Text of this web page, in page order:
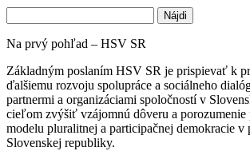
Na prvý pohľad – HSV SR
Základným poslaním HSV SR je prispievať k
ďalšiemu rozvoju spolupráce a sociálneho
partnermi a organizáciami spoločností v
cieľom zvýšiť vzájomnú dôveru a
modelu pluralitnej a participačnej demokracie v
Slovenskej republiky.